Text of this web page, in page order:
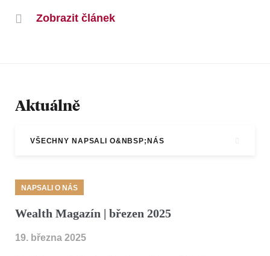
Zobrazit článek
Aktuálně
VŠECHNY NAPSALI O&NBSP;NÁS
NAPSALI O NÁS
Wealth Magazín | březen 2025
19. března 2025